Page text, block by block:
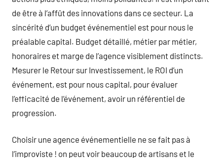
de être à l’affût des innovations dans ce secteur. La
sincérité d’un budget événementiel est pour nous le
préalable capital. Budget détaillé, métier par métier,
honoraires et marge de l’agence visiblement distincts.
Mesurer le Retour sur Investissement, le ROI d’un
événement, est pour nous capital, pour évaluer
l’efficacité de l’événement, avoir un référentiel de
progression.
Choisir une agence événementielle ne se fait pas à
l’improviste ! on peut voir beaucoup de artisans et le